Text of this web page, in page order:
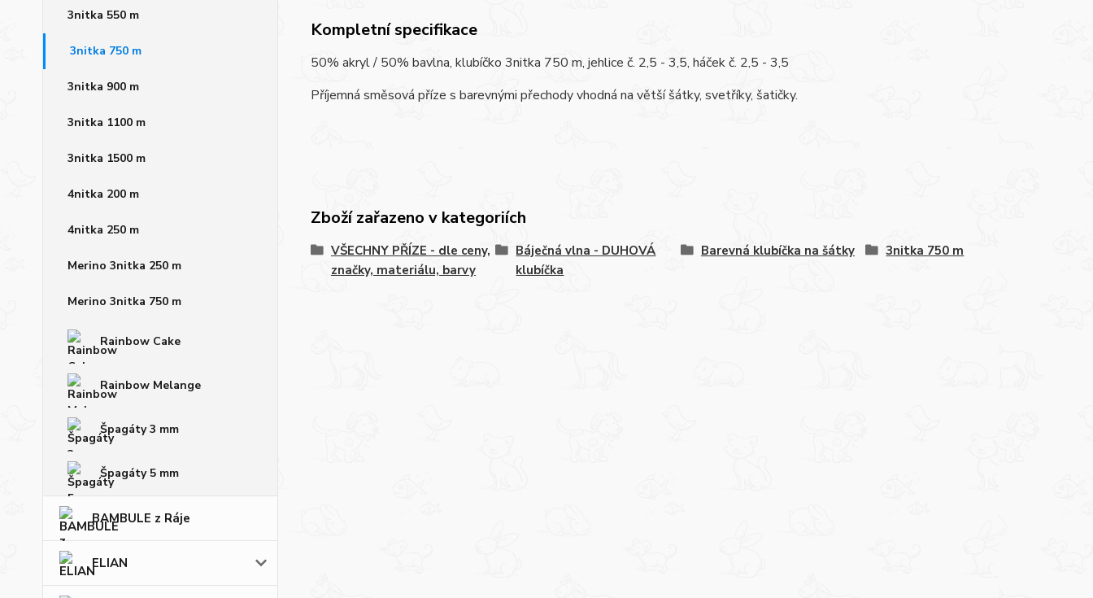
3nitka 550 m
3nitka 750 m
3nitka 900 m
3nitka 1100 m
3nitka 1500 m
4nitka 200 m
4nitka 250 m
Merino 3nitka 250 m
Merino 3nitka 750 m
Rainbow Cake
Rainbow Melange
Špagáty 3 mm
Špagáty 5 mm
BAMBULE z Ráje
ELIAN
Kompletní specifikace
50% akryl / 50% bavlna, klubíčko 3nitka 750 m, jehlice č. 2,5 - 3,5, háček č. 2,5 - 3,5
Příjemná směsová příze s barevnými přechody vhodná na větší šátky, svetříky, šatičky.
Zboží zařazeno v kategoriích
VŠECHNY PŘÍZE - dle ceny,
značky, materiálu, barvy
Báječná vlna - DUHOVÁ
klubíčka
Barevná klubíčka na šátky 3nitka 750 m